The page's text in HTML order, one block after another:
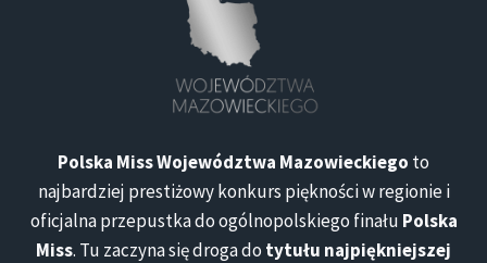
Polska Miss Województwa Mazowieckiego to
najbardziej prestiżowy konkurs piękności w regionie i
oficjalna przepustka do ogólnopolskiego finału Polska
Miss. Tu zaczyna się droga do tytułu najpiękniejszej